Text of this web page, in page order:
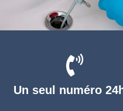
Un seul numéro